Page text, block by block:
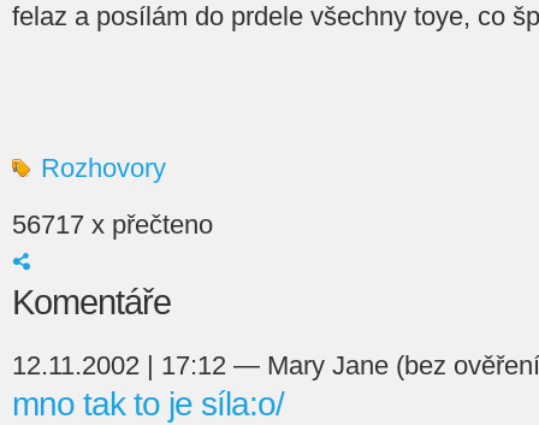
felaz a posílám do prdele všechny toye, co
Rozhovory
56717 x přečteno
Komentáře
12.11.2002 | 17:12 — Mary Jane (bez
mno tak to je síla:o/